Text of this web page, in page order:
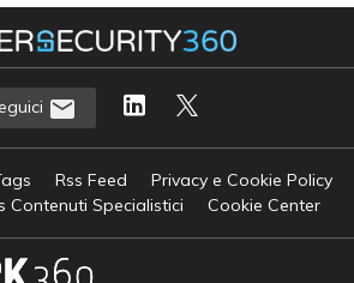
Rss Feed
Privacy e Cookie Policy
Contenuti Specialistici
Cookie Center